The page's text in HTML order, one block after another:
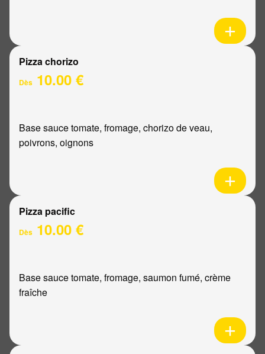
Pizza chorizo
Dès 10.00 €
Base sauce tomate, fromage, chorizo de veau,
poivrons, oignons
Pizza pacific
Dès 10.00 €
Base sauce tomate, fromage, saumon fumé, crème
fraîche